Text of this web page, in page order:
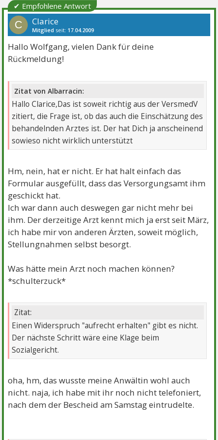
✔ Empfohlene Antwort
C Clarice
Mitglied seit: 17.04.2009
Hallo Wolfgang, vielen Dank für deine
Rückmeldung!
Zitat von Albarracin:
Hallo Clarice,Das ist soweit richtig aus der VersmedV
zitiert, die Frage ist, ob das auch die Einschätzung des
behandelnden Arztes ist. Der hat Dich ja anscheinend
sowieso nicht wirklich unterstützt
Hm, nein, hat er nicht. Er hat halt einfach das
Formular ausgefüllt, dass das Versorgungsamt ihm
geschickt hat.
Ich war dann auch deswegen gar nicht mehr bei
ihm. Der derzeitige Arzt kennt mich ja erst seit März,
ich habe mir von anderen Ärzten, soweit möglich,
Stellungnahmen selbst besorgt.
Was hätte mein Arzt noch machen können?
*schulterzuck*
Zitat:
Einen Widerspruch "aufrecht erhalten" gibt es nicht.
Der nächste Schritt wäre eine Klage beim
Sozialgericht.
oha, hm, das wusste meine Anwältin wohl auch
nicht. naja, ich habe mit ihr noch nicht telefoniert,
nach dem der Bescheid am Samstag eintrudelte.